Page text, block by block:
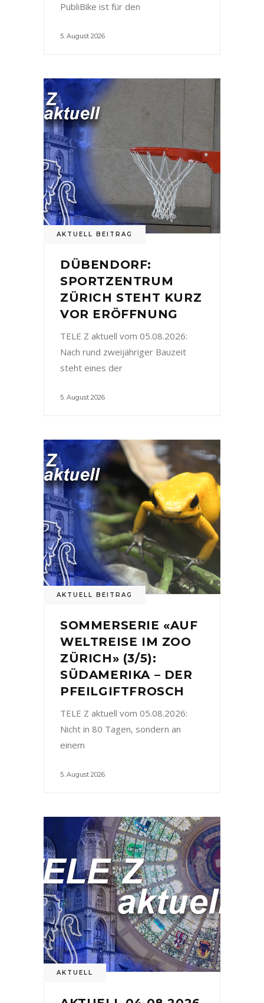
PubliBike ist für den
5. August 2026
AKTUELL BEITRAG
DÜBENDORF:
SPORTZENTRUM
ZÜRICH STEHT KURZ
VOR ERÖFFNUNG
TELE Z aktuell vom 05.08.2026:
Nach rund zweijähriger Bauzeit
steht eines der
5. August 2026
AKTUELL BEITRAG
SOMMERSERIE «AUF
WELTREISE IM ZOO
ZÜRICH» (3/5):
SÜDAMERIKA – DER
PFEILGIFTFROSCH
TELE Z aktuell vom 05.08.2026:
Nicht in 80 Tagen, sondern an
einem
5. August 2026
AKTUELL